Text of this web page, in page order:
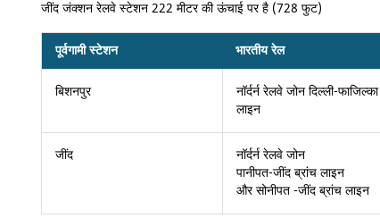
जींद जंक्शन रेलवे स्टेशन 222 मीटर की ऊंचाई पर है (728 फुट)
पूर्वगामी स्टेशन भारतीय रेल
बिशनपुर
नॉर्दर्न रेलवे जोन दिल्ली-फाजिल्का
लाइन
जींद
नॉर्दर्न रेलवे जोन
पानीपत-जींद ब्रांच लाइन
और सोनीपत -जींद ब्रांच लाइन